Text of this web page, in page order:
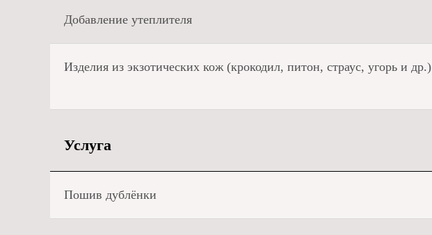
Добавление утеплителя
Изделия из экзотических кож (крокодил, питон, страус, угорь и др.)
Услуга
Пошив дублёнки